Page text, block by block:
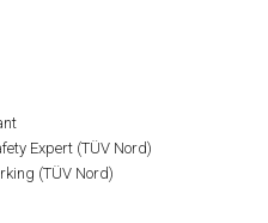
Expert (TÜV Nord)
(TÜV Nord)